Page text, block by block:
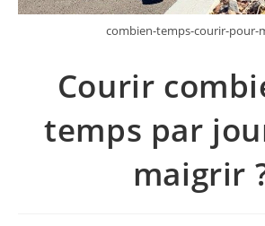
combien-temps-courir-pour-
Courir
temps par
maigrir